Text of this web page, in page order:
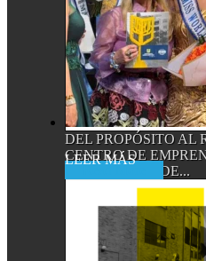
DEL PROPÓSITO AL
CENTRO DE
INNOVACIÓN DE...